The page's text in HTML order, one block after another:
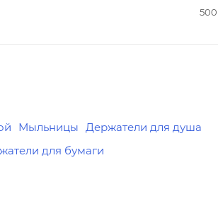
500
Держатели для душа
для бумаги